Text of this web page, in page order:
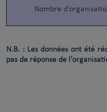
Nombre
N.B. : Les données ont été
pas de réponse de